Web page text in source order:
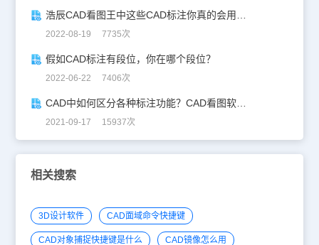
2022-08-19 7735次
假如CAD标注有段位，你在哪个段位？
2022-06-22 7406次
CAD中如何区分各种标注功能？CAD看图软件标注技巧
2021-09-17 15937次
相关搜索
3D设计软件 CAD面域命令快捷键
CAD对象捕捉快捷键是什么 CAD镜像怎么用